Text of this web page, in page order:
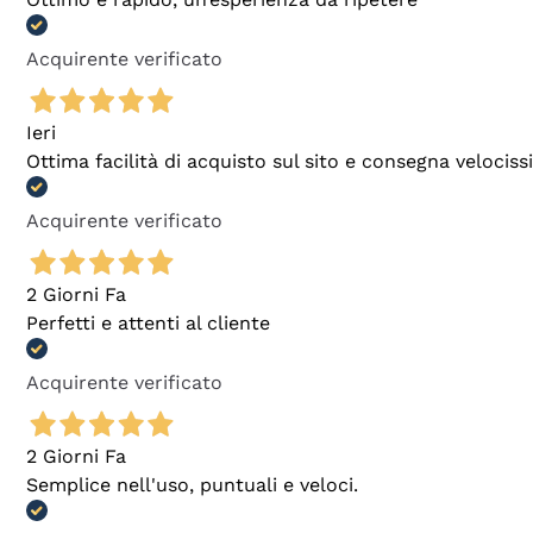
Acquirente verificato
Ieri
Ottima facilità di acquisto sul sito e consegna
Acquirente verificato
2 Giorni Fa
Perfetti e attenti al cliente
Acquirente verificato
2 Giorni Fa
Semplice nell'uso, puntuali e veloci.